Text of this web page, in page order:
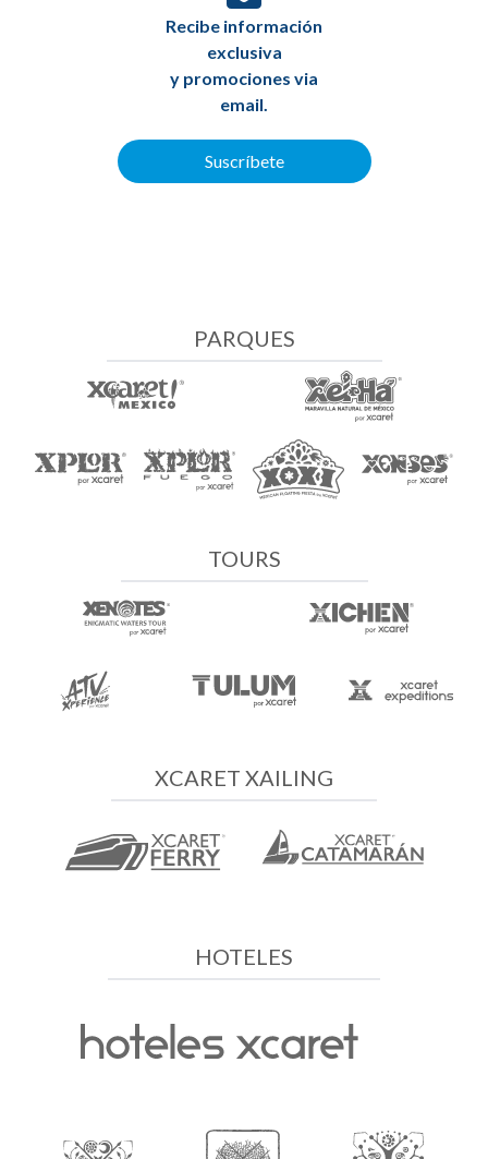
Recibe información
exclusiva
y promociones via
email.
Suscríbete
PARQUES
TOURS
XCARET XAILING
HOTELES